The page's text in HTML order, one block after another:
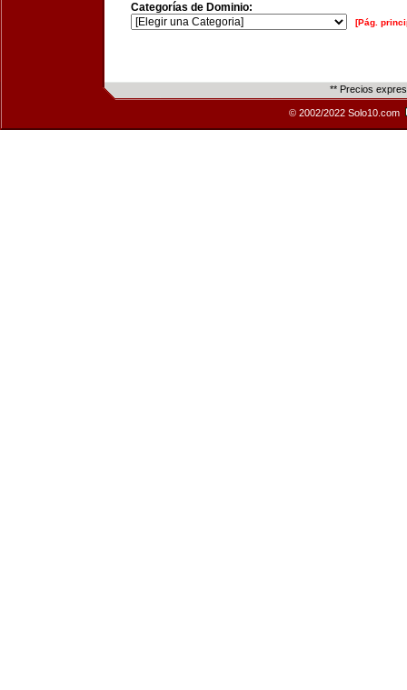
Categorías de Dominio:
[Pág.
** Precios
© 2002/2022 Solo10.com